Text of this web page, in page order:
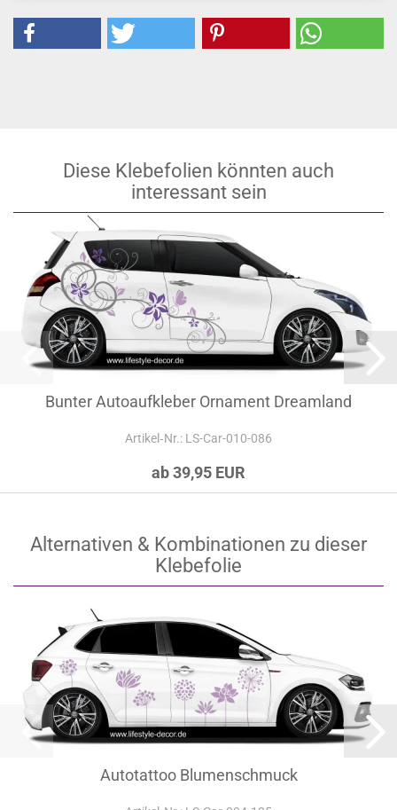
Diese Klebefolien könnten auch
interessant sein
Bunter Autoaufkleber Ornament Dreamland
Artikel‑Nr.: LS-Car-010-086
ab 39,95 EUR
Alternativen & Kombinationen zu dieser
Klebefolie
Autotattoo Blumenschmuck